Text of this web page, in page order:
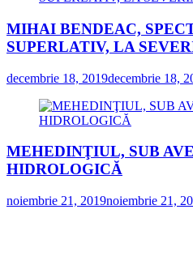
MIHAI BENDEAC,
SUPERLATIV, LA
decembrie 18, 2019decembrie 18,
MEHEDINŢIUL, SUB
HIDROLOGICĂ
noiembrie 21, 2019noiembrie 21,